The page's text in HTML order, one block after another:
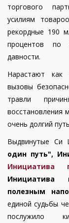
торгового
усилиям
рекордные 190
процентов по
давности.
Нарастают как
вызовы
травли
восстановления
очень долгий
Выдвинутые Си
один путь",
Инициатива
Инициатива
полезным
единой судьбы
послужило